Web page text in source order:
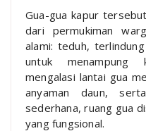
Gua-gua kapur
dari permukiman
alami: teduh,
untuk menampung
mengalasi lantai gua
anyaman daun,
sederhana, ruang gua
yang fungsional.